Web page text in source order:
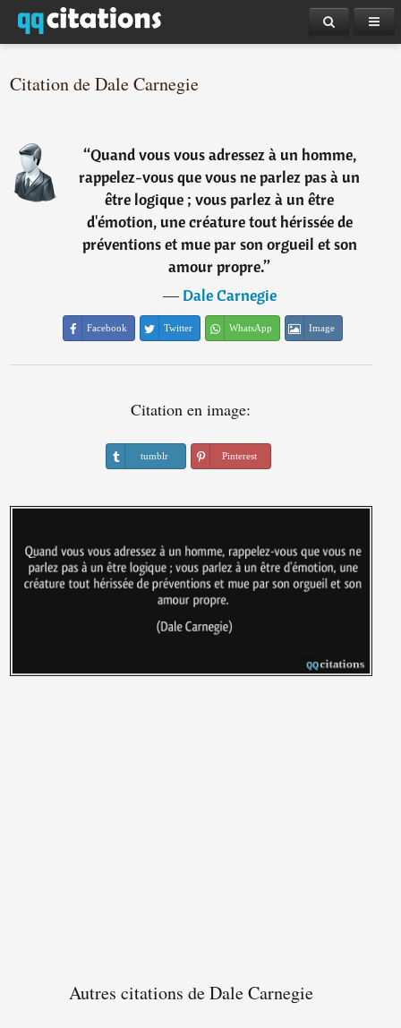
Citation de Dale Carnegie
“Quand vous vous adressez à un homme,
rappelez-vous que vous ne parlez pas à un
être logique ; vous parlez à un être
d'émotion, une créature tout hérissée de
préventions et mue par son orgueil et son
amour propre.”
―Dale Carnegie
Facebook Twitter WhatsApp Image
Citation en image:
tumblr Pinterest
Autres citations de Dale Carnegie